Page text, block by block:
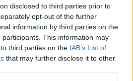
disclosed to third parties prior to
opt-out of the further
information by third parties on the
participants. This information may
third parties on the IAB’s List of
that may further disclose it to other
SZÜLNEK,